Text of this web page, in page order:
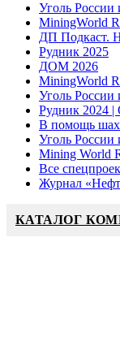
Уголь
MiningWorld
ДП Подкаст.
Рудник 2025
ДОМ 2026
MiningWorld
Уголь
Рудник 2024 |
В помощь
Уголь
Mining World
Все
Журнал
КАТАЛОГ